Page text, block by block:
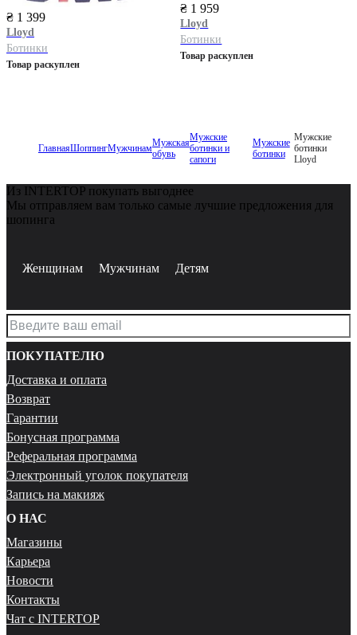
₴ 1 399
Lloyd
Ботинки
Товар раскуплен
₴ 1 959
Lloyd
Ботинки
Товар раскуплен
ГлавнаяШоппингМужчинамМужская
обувь
Мужские
ботинки и
сапоги
Мужские
ботинки
Мужские
ботинки
Lloyd
Из INTERTOP покупать выгоднее
Мы отправляем вам только самые лучшие предложения для
шопинга
Женщинам Мужчинам Детям
ПОКУПАТЕЛЮ
Доставка и оплата
Возврат
Гарантии
Бонусная программа
Реферальная программа
Электронный уголок покупателя
Запись на макияж
О НАС
Магазины
Карьера
Новости
Контакты
Чат с INTERTOP